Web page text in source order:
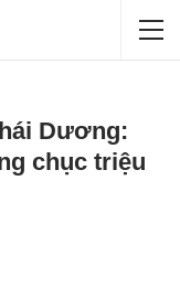
Dương:
chục triệu